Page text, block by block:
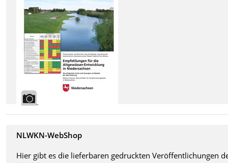
NLWKN-WebShop
Hier gibt es die lieferbaren gedruckten Veröffentlichungen